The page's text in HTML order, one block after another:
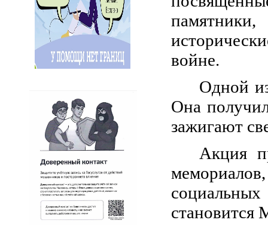
войне.
Одной
Она
зажигают
Акция
становится